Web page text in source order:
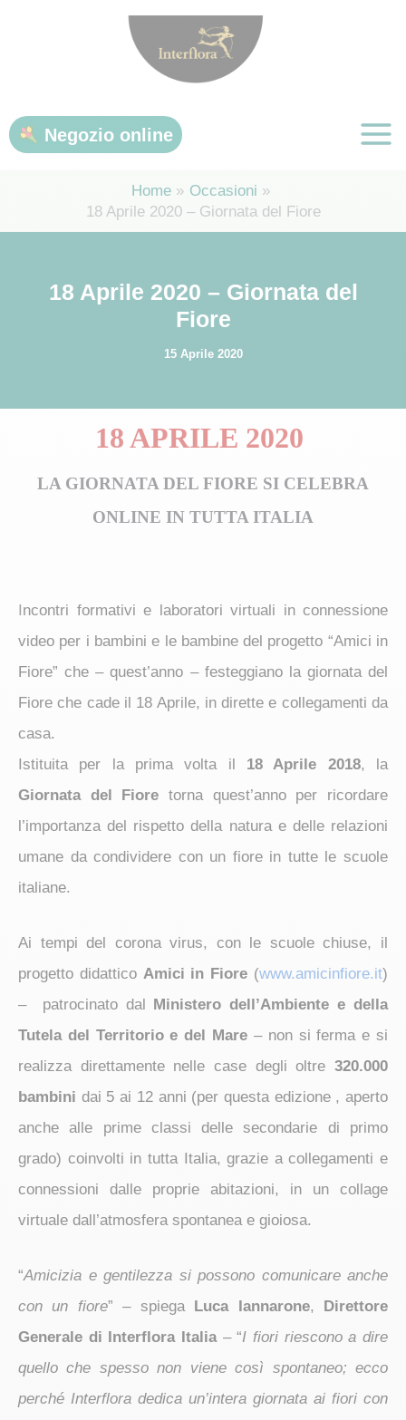
Negozio online
Home
Occasioni
18 Aprile 2020 – Giornata del Fiore
18 Aprile 2020 – Giornata del
Fiore
15 Aprile 2020
18 APRILE 2020
LA GIORNATA DEL FIORE SI CELEBRA
ONLINE IN TUTTA ITALIA
Incontri formativi e laboratori virtuali in connessione
video per i bambini e le bambine del progetto “Amici in
Fiore” che – quest’anno – festeggiano la giornata del
Fiore che cade il 18 Aprile, in dirette e collegamenti da
casa.
Istituita per la prima volta il 18 Aprile 2018, la
Giornata del Fiore torna quest’anno per ricordare
l’importanza del rispetto della natura e delle relazioni
umane da condividere con un fiore in tutte le scuole
italiane.
Ai tempi del corona virus, con le scuole chiuse, il
progetto didattico Amici in Fiore (www.amicinfiore.it)
– patrocinato dal Ministero dell’Ambiente e della
Tutela del Territorio e del Mare – non si ferma e si
realizza direttamente nelle case degli oltre 320.000
bambini dai 5 ai 12 anni (per questa edizione , aperto
anche alle prime classi delle secondarie di primo
grado) coinvolti in tutta Italia, grazie a collegamenti e
connessioni dalle proprie abitazioni, in un collage
virtuale dall’atmosfera spontanea e gioiosa.
“Amicizia e gentilezza si possono comunicare anche
con un fiore” – spiega Luca Iannarone,
Direttore
Generale di Interflora Italia– “I fiori riescono a dire
quello che spesso non viene così spontaneo; ecco
perché Interflora dedica un’intera giornata ai fiori con